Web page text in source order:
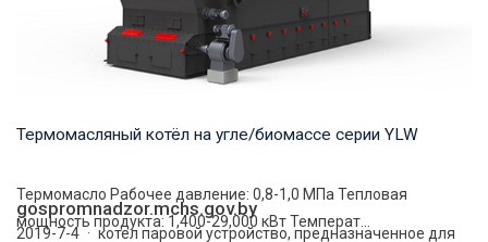
Термомасляный котёл на угле/биомассе серии YLW
Термомасло Рабочее давление: 0,8-1,0 МПа Тепловая
мощность продукта: 1,400-29,000 кВт Температ...
gospromnadzor.mchs.gov.by
2019-7-4 · котел паровой устройство, предназначенное для